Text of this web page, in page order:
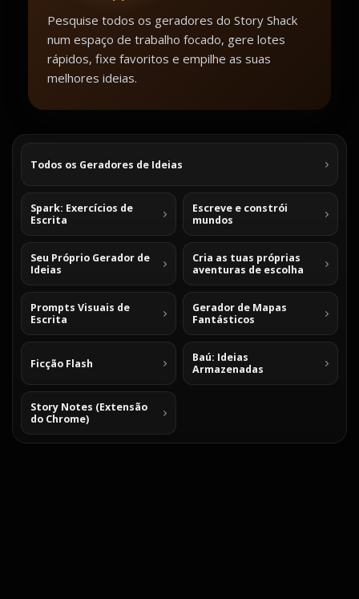
Pesquise todos os geradores do Story Shack
num espaço de trabalho focado, gere lotes
rápidos, fixe favoritos e empilhe as suas
melhores ideias.
Todos os Geradores de Ideias
Spark: Exercícios de
Escrita
Escreve e constrói
mundos
Seu Próprio Gerador de
Ideias
Cria as tuas próprias
aventuras de escolha
Prompts Visuais de
Escrita
Gerador de Mapas
Fantásticos
Ficção Flash
Baú: Ideias
Armazenadas
Story Notes (Extensão
do Chrome)